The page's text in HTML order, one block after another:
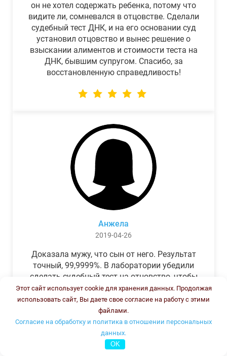
он не хотел содержать ребенка, потому что
видите ли, сомневался в отцовстве. Сделали
судебный тест ДНК, и на его основании суд
установил отцовство и вынес решение о
взыскании алиментов и стоимости теста на
ДНК, бывшим супругом. Спасибо, за
восстановленную справедливость!
Анжела
2019-04-26
Доказала мужу, что сын от него. Результат
точный, 99,9999%. В лаборатории убедили
сделать судебный тест на отцовство, чтобы
можно было предъявить в суде. Результат
был готов через неделю, как и
обещали.Теперь муж бегает и извиняется.
Этот сайт использует cookie для хранения данных. Продолжая
использовать сайт, Вы даете свое согласие на работу с этими
файлами.
Согласие на обработку и политика в отношении персональных
данных.
OK